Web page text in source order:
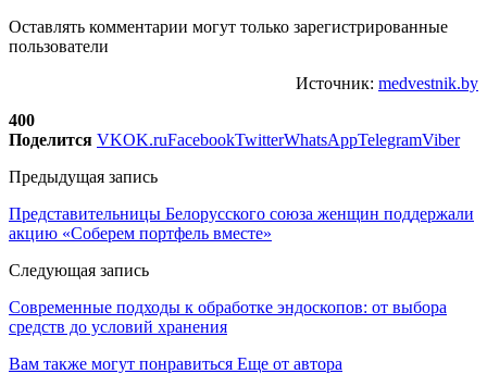
Оставлять комментарии могут только зарегистрированные
пользователи
Источник: medvestnik.by
400
Поделится VKOK.ruFacebookTwitterWhatsAppTelegramViber
Предыдущая запись
Представительницы Белорусского союза женщин поддержали
акцию «Соберем портфель вместе»
Следующая запись
Современные подходы к обработке эндоскопов: от выбора
средств до условий хранения
Вам также могут понравиться Еще от автора